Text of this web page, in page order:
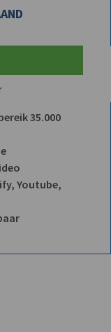
35.000
Youtube,